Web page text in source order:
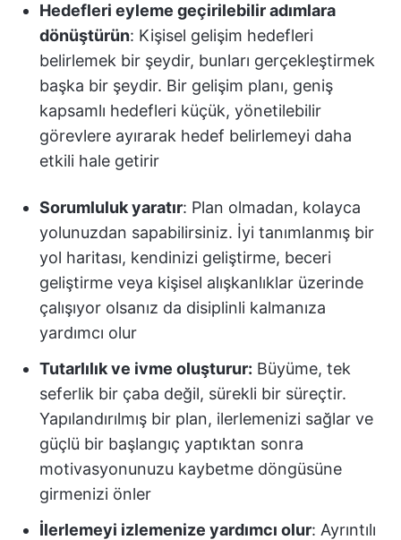
Hedefleri eyleme geçirilebilir adımlara
dönüştürün: Kişisel gelişim hedefleri
belirlemek bir şeydir, bunları gerçekleştirmek
başka bir şeydir. Bir gelişim planı, geniş
kapsamlı hedefleri küçük, yönetilebilir
görevlere ayırarak hedef belirlemeyi daha
etkili hale getirir
Sorumluluk yaratır: Plan olmadan, kolayca
yolunuzdan sapabilirsiniz. İyi tanımlanmış bir
yol haritası, kendinizi geliştirme, beceri
geliştirme veya kişisel alışkanlıklar üzerinde
çalışıyor olsanız da disiplinli kalmanıza
yardımcı olur
Tutarlılık ve ivme oluşturur: Büyüme, tek
seferlik bir çaba değil, sürekli bir süreçtir.
Yapılandırılmış bir plan, ilerlemenizi sağlar ve
güçlü bir başlangıç yaptıktan sonra
motivasyonunuzu kaybetme döngüsüne
girmenizi önler
İlerlemeyi izlemenize yardımcı olur: Ayrıntılı